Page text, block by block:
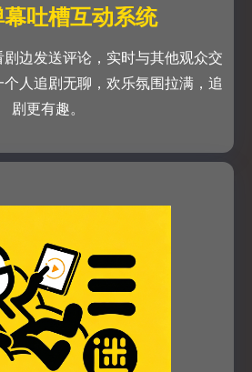
幕吐槽互动系统
边发送评论，实时与其他观众交
人追剧无聊，欢乐氛围拉满，追
剧更有趣。